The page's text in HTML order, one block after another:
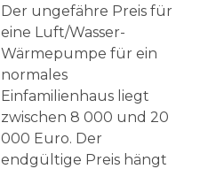
Der ungefähre Preis für
eine Luft/Wasser-
Wärmepumpe für ein
normales
Einfamilienhaus liegt
zwischen 8 000 und 20
000 Euro. Der
endgültige Preis hängt